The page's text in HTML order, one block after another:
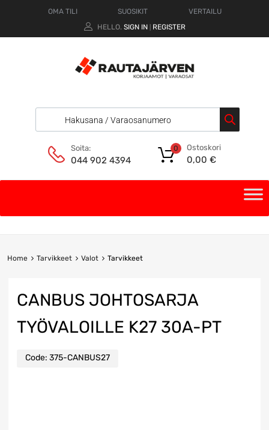
OMA TILI SUOSIKIT
VERTAILU
HELLO. SIGN IN REGISTER
Soita:
044 902 4394
Ostoskori
0,00 €
0
Home Tarvikkeet Valot Tarvikkeet
CANBUS JOHTOSARJA
TYÖVALOILLE K27 30A-PT
Code: 375-CANBUS27